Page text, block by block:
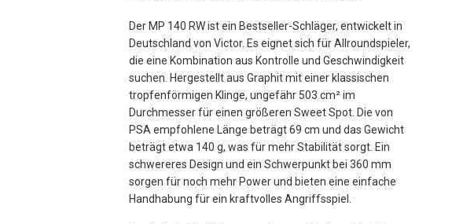
Der MP 140 RW ist ein Bestseller-Schläger, entwickelt in
Deutschland von Victor. Es eignet sich für Allroundspieler,
die eine Kombination aus Kontrolle und Geschwindigkeit
suchen. Hergestellt aus Graphit mit einer klassischen
tropfenförmigen Klinge, ungefähr 503 cm² im
Durchmesser für einen größeren Sweet Spot. Die von
PSA empfohlene Länge beträgt 69 cm und das Gewicht
beträgt etwa 140 g, was für mehr Stabilität sorgt. Ein
schwereres Design und ein Schwerpunkt bei 360 mm
sorgen für noch mehr Power und bieten eine einfache
Handhabung für ein kraftvolles Angriffsspiel.